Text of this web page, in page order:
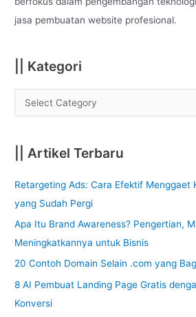
o
jasa pembuatan website profesional.
|| Kategori
|| Artikel Terbaru
Retargeting Ads: Cara Efektif Menggaet
yang Sudah Pergi
Apa Itu Brand Awareness? Pengertian,
Meningkatkannya untuk Bisnis
20 Contoh Domain Selain .com yang
8 AI Pembuat Landing Page Gratis
Konversi